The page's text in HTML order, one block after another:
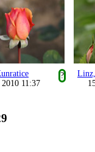
?
11:37